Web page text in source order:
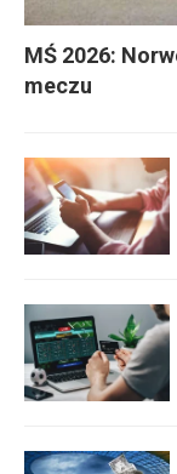
MŚ 2026:
meczu